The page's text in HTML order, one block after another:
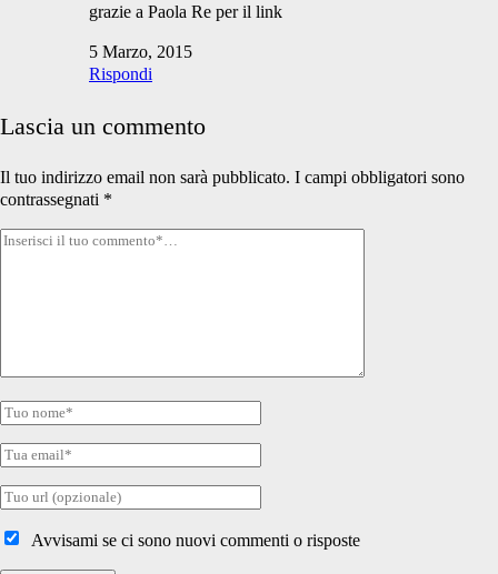
grazie a Paola Re per il link
5 Marzo, 2015
Rispondi
Lascia un commento
Il tuo indirizzo email non sarà pubblicato. I campi obbligatori sono
contrassegnati *
Tuo
Tuo
Tua
Tuo
internetAvvisami se ci sono nuovi commenti o risposte